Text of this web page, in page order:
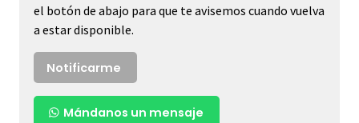
el botón de abajo para que te avisemos cuando vuelva
a estar disponible.
Notificarme
Mándanos un mensaje